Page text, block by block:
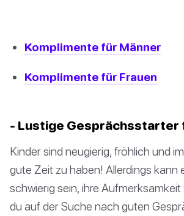
Komplimente für Männer
Komplimente für Frauen
- Lustige Gesprächsstarter
Kinder sind neugierig, fröhlich und
gute Zeit zu haben! Allerdings kann
schwierig sein, ihre
du auf der Suche nach guten